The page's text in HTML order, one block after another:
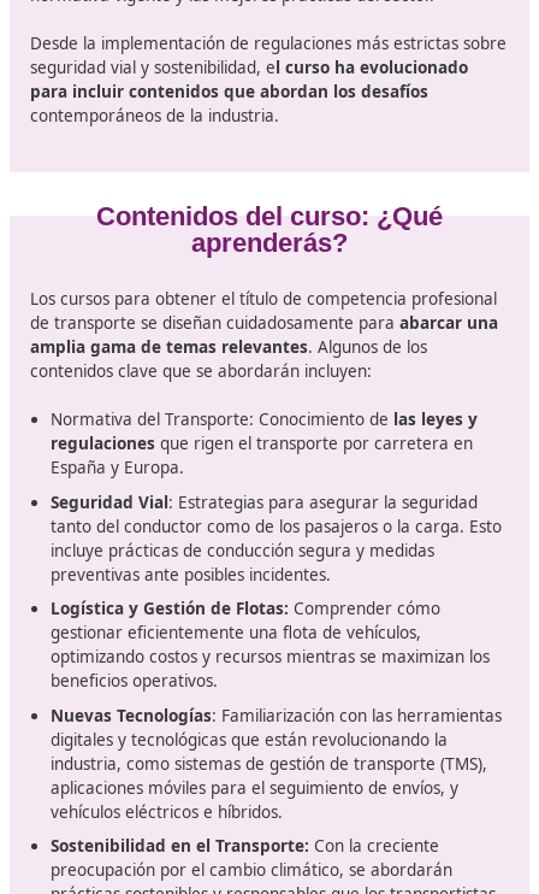
Apuntes sobre este certificado
La industria del transporte en España está en
contexto, el curso para obtener el título de
profesional de transporte se posiciona como una
importante estar al tanto de las actualizaciones y
que afectan a esta formación.
El título de competencia profesional de transporte no
un papel;es un distintivo de credibilidadque
los profesionales del sector tienen las habilidades y
conocimientos necesarios para operar de manera
eficiente. Este título es particularmente relevante para
aquellos que buscan trabajar en el transporte de
y viajeros por carretera, ya que asegura que cumplen
normativa vigente y las mejores prácticas del sector.
Desde la implementación de regulaciones más
seguridad vial y sostenibilidad, el curso ha
para incluir contenidos que abordan los desafíos
contemporáneos de la industria.
Contenidos del curso: ¿Qué
aprenderás?